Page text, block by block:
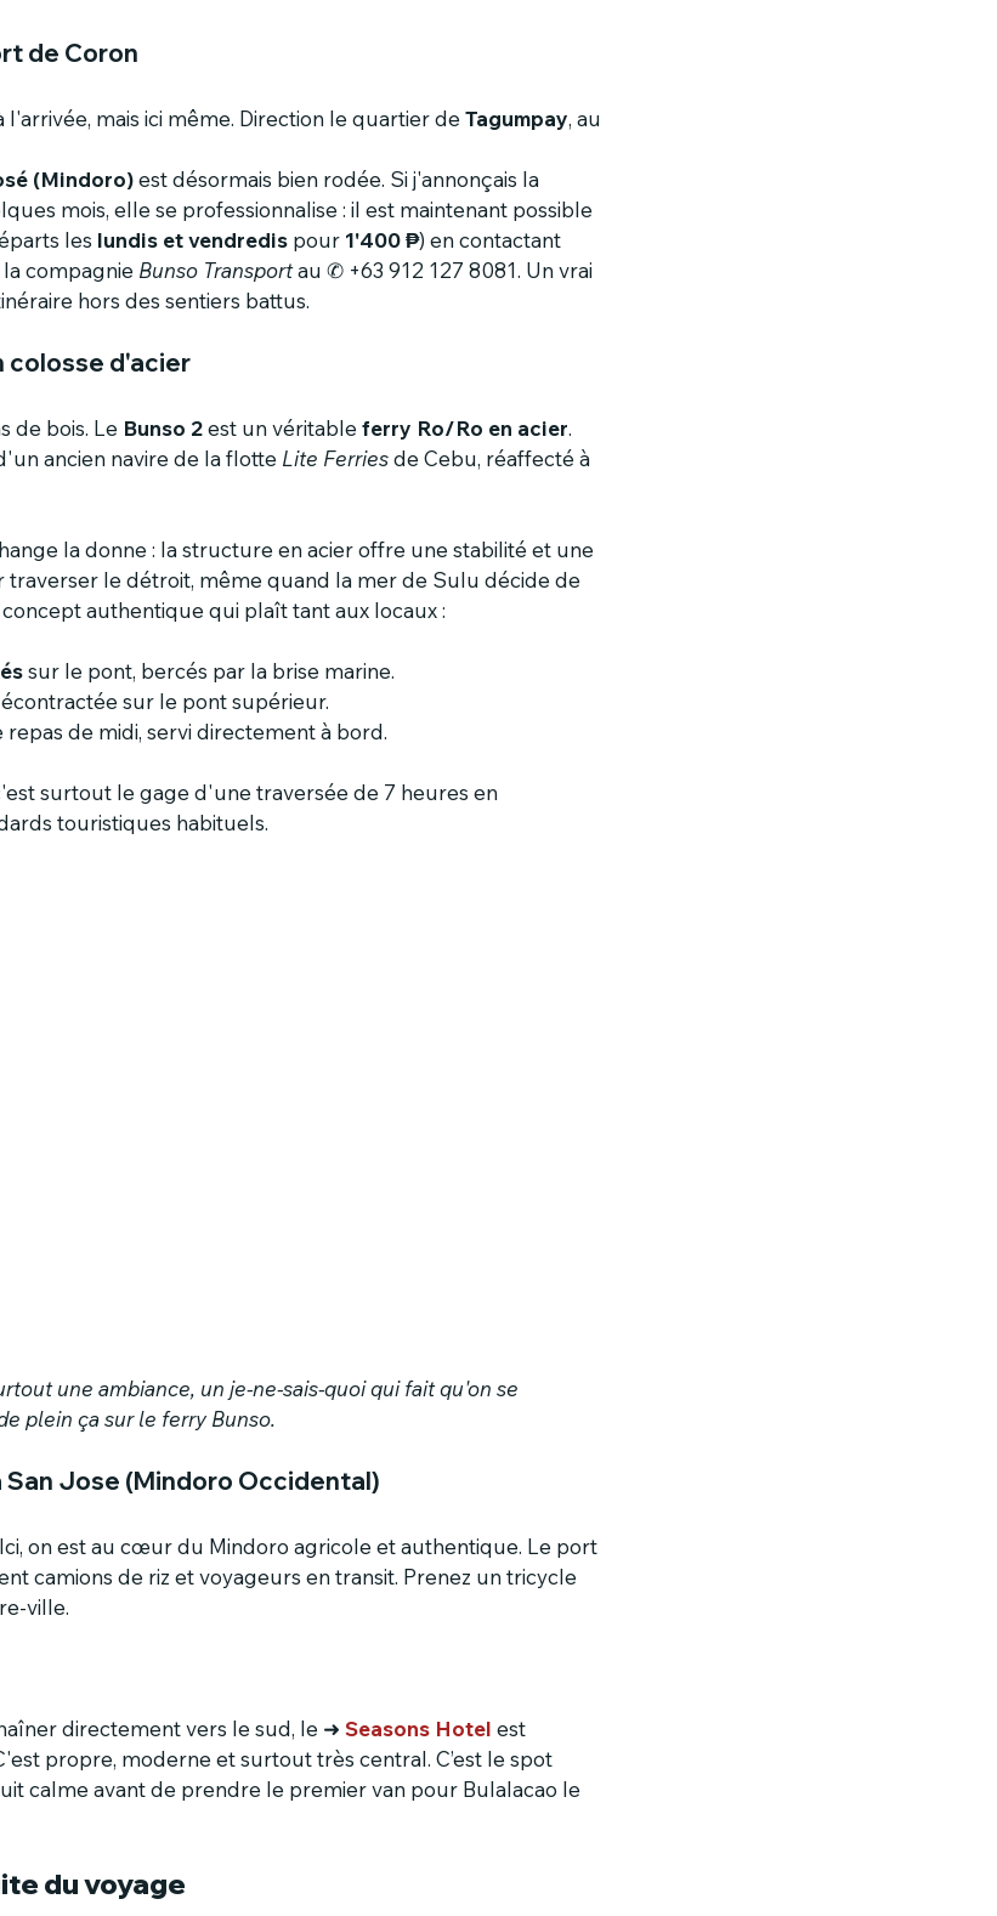
de Coron
mais ici même. Direction le quartier de Tagumpay, au
(Mindoro) est désormais bien rodée. Si j'annonçais la
mois, elle se professionnalise : il est maintenant possible
les lundis et vendredis pour 1'400 ₱) en contactant
compagnie Bunso Transport au ✆ +63 912 127 8081. Un vrai
hors des sentiers battus.
colosse d'acier
de bois. Le Bunso 2 est un véritable ferry Ro/Ro en acier.
ancien navire de la flotte Lite Ferries de Cebu, réaffecté à
la donne : la structure en acier offre une stabilité et une
le détroit, même quand la mer de Sulu décide de
authentique qui plaît tant aux locaux :
sur le pont, bercés par la brise marine.
sur le pont supérieur.
repas de midi, servi directement à bord.
surtout le gage d'une traversée de 7 heures en
touristiques habituels.
une ambiance, un je-ne-sais-quoi qui fait qu'on se
plein ça sur le ferry Bunso.
Jose (Mindoro Occidental)
on est au cœur du Mindoro agricole et authentique. Le port
camions de riz et voyageurs en transit. Prenez un tricycle
ville.
directement vers le sud, le ➜ Seasons Hotel est
propre, moderne et surtout très central. C’est le spot
calme avant de prendre le premier van pour Bulalacao le
du voyage